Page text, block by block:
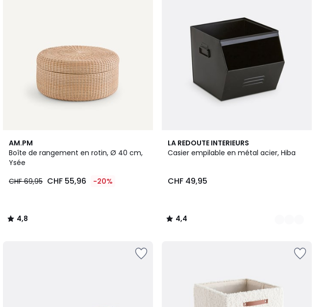
AM.PM
Boîte de rangement en rotin, Ø 40 cm,
Ysée
CHF 69,95 CHF 55,96 -20%
4,8
/ 5
4,8
/
LA REDOUTE INTERIEURS
Casier empilable en métal acier, Hiba
CHF 49,95
4,4
/ 5
5
Couleurs
4,4
/